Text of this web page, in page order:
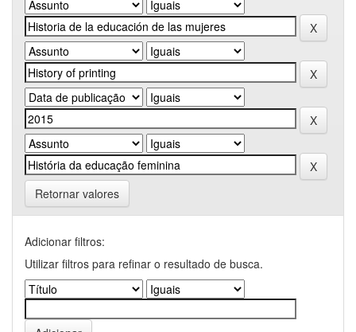
Retornar valores
Adicionar filtros:
Utilizar filtros para refinar o resultado de busca.